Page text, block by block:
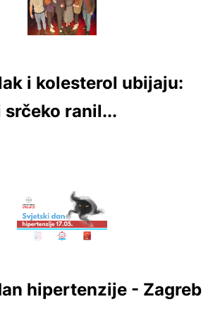
i kolesterol ubijaju:
srčeko ranil...
hipertenzije - Zagreb